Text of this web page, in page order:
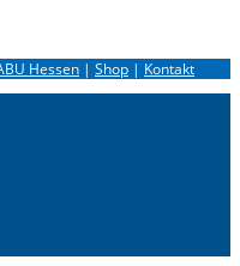
Hessen | Shop | Kontakt